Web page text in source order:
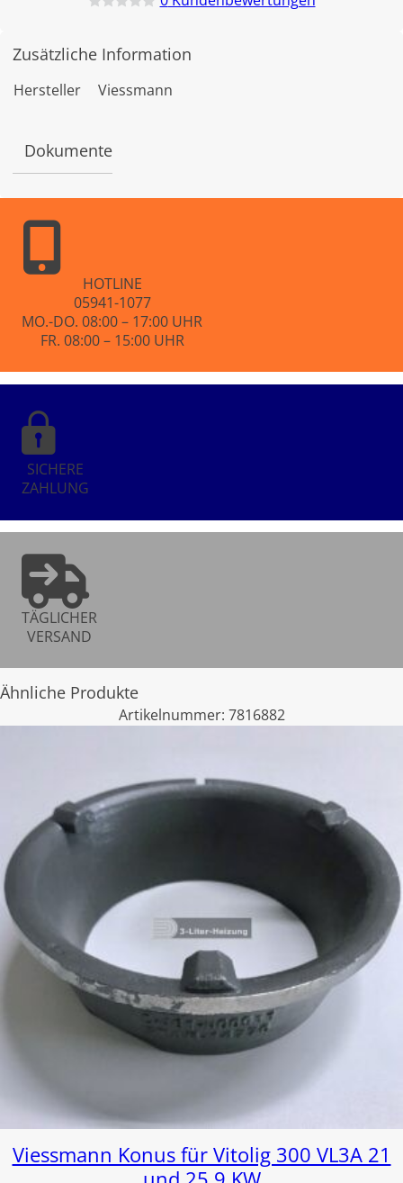
e
t
v
Zusätzliche Information
Hersteller Viessmann
Dokumente
HOTLINE
05941-1077
MO.-DO. 08:00 – 17:00 UHR
FR. 08:00 – 15:00 UHR
SICHERE
ZAHLUNG
TÄGLICHER
VERSAND
Ähnliche Produkte
Artikelnummer: 7816882
Viessmann Konus für Vitolig 300 VL3A 21